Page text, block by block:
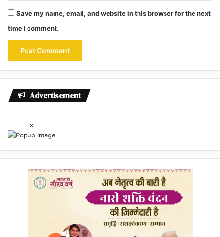
Save my name, email, and website in this browser for the next
time I comment.
Advertisement
×